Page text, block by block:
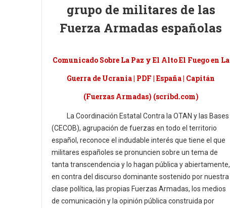
grupo de militares de las
Fuerza Armadas españolas
Comunicado Sobre La Paz y El Alto El Fuego en La
Guerra de Ucrania | PDF | España | Capitán
(Fuerzas Armadas) (scribd.com)
La Coordinación Estatal Contra la OTAN y las Bases
(CECOB), agrupación de fuerzas en todo el territorio
español, reconoce el indudable interés que tiene el que
militares españoles se pronuncien sobre un tema de
tanta transcendencia y lo hagan pública y abiertamente,
en contra del discurso dominante sostenido por nuestra
clase política, las propias Fuerzas Armadas, los medios
de comunicación y la opinión pública construida por